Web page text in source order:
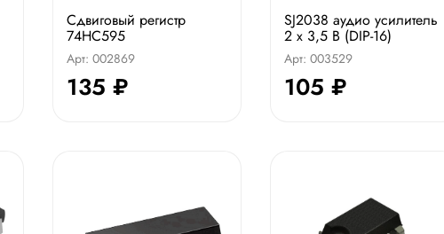
Сдвиговый регистр
74HC595
Арт: 002869
135 ₽
SJ2038 аудио усилитель
2 x 3,5 В (DIP-16)
Арт: 003529
105 ₽